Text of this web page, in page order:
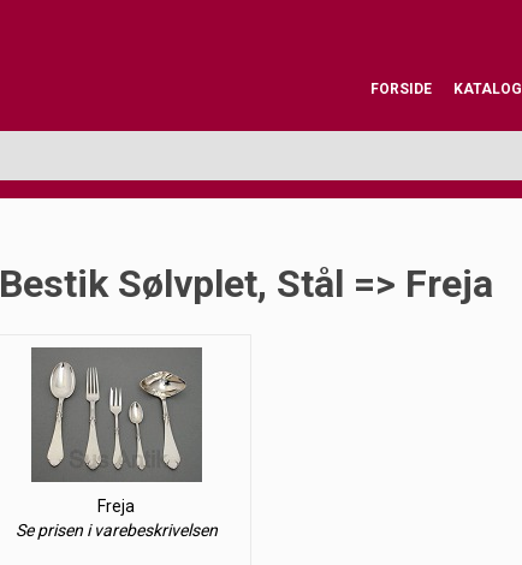
FORSIDE KATALOG
Bestik Sølvplet, Stål => Freja
Freja
Se prisen i varebeskrivelsen